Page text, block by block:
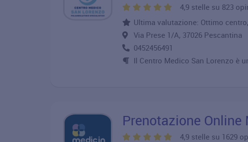
4,9 stelle su 823
Ultima valutazione: Ottimo
Via Prese 1/A, 37026 Pescantina
0452456491
Il Centro Medico San Lorenzo è
Prenotazione Online
4,9 stelle su 1629